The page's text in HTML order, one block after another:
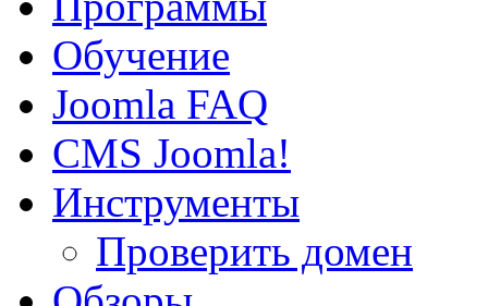
Обучение
Joomla FAQ
CMS Joomla!
Инструменты
Проверить домен